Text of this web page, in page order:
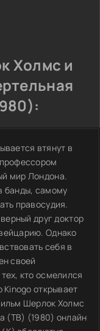
Холмс и
втянут в
мир Лондона.
банды, самому
правосудия.
друг доктор
Однако
себя в
своей
кто осмелился
открывает
Шерлок Холмс
(ТВ) (1980) онлайн